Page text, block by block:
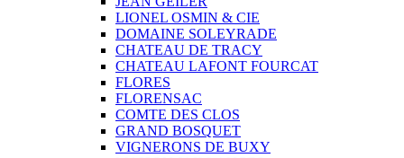
LIONEL OSMIN & CIE
DOMAINE SOLEYRADE
CHATEAU DE TRACY
CHATEAU LAFONT FOURCAT
FLORES
FLORENSAC
COMTE DES CLOS
GRAND BOSQUET
VIGNERONS DE BUXY